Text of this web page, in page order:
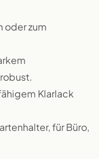
oder zum
Klarlack
für Büro,